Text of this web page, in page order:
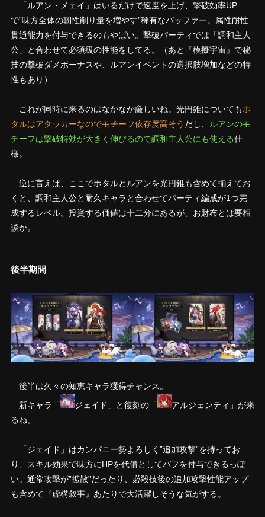
「ルアン・メェイ」はいるだけで速度を上げ、撃破効率UP
で”味方全体の靭性削り量を増やす”稀有なバッファー。属性耐性
貫通能力を付与できるのもやばい。撃破パーティでは「調和主人
公」と合わせて必須級の性能をしてる。（あと『模擬宇宙』で秘
技の撃破ダメボーナスや、ルアンイベントの選択肢増加などの特
性もあり）
これが同時に来るのはなかなか厳しいね。光円錐についてもホ
タルはアタッカーなのでモチーフ依存度高そう だし、 ルアンのモ
チーフは撃破特効が大きく伸びるので調和主人公にも使える仕
様。
逆に言えば、ここでホタルとルアンを光円錐も含めて揃えてお
くと、調和主人公と耐久キャラと合わせてパーティ編成が1つ完
成するレベル。投資する価値は十二分にあるが、お財布とは要相
談か。
後半期間
後半は久々の知恵キャラ獲得チャンス。
新キャラ「
ジェイド」と復刻の「
アルジェンティ」が来
るね。
「ジェイド」はカンパニー勢よろしく”追加攻撃”を持ってお
り、スキル効果で味方にHPを代償としてバフを付与できるっぽ
い。通常攻撃が”拡散”だったり、必殺技後の追加攻撃性能アップ
も含めて『虚構叙事』あたりで大活躍しそうな気がする。